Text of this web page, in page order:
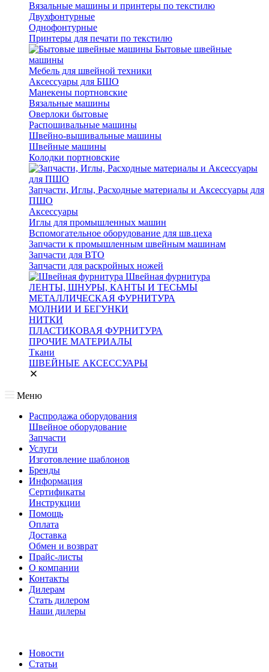
Вязальные машины и принтеры по текстилю
Двухфонтурные
Однофонтурные
Принтеры для печати по текстилю
Бытовые швейные
машины
Мебель для швейной техники
Аксессуары для БШО
Манекены портновские
Вязальные машины
Оверлоки бытовые
Распошивальные машины
Швейно-вышивальные машины
Швейные машины
Колодки портновские
Запчасти, Иглы, Расходные материалы и Аксессуары для
ПШО
Аксессуары
Иглы для промышленных машин
Вспомогательное оборудование для шв.цеха
Запчасти к промышленным швейным машинам
Запчасти для ВТО
Запчасти для раскройных ножей
Швейная фурнитура
ЛЕНТЫ, ШНУРЫ, КАНТЫ И ТЕСЬМЫ
МЕТАЛЛИЧЕСКАЯ ФУРНИТУРА
МОЛНИИ И БЕГУНКИ
НИТКИ
ПЛАСТИКОВАЯ ФУРНИТУРА
ПРОЧИЕ МАТЕРИАЛЫ
Ткани
ШВЕЙНЫЕ АКСЕССУАРЫ
Меню
Распродажа оборудования
Швейное оборудование
Запчасти
Услуги
Изготовление шаблонов
Бренды
Информация
Сертификаты
Инструкции
Помощь
Оплата
Доставка
Обмен и возврат
Прайс-листы
О компании
Контакты
Дилерам
Стать дилером
Наши дилеры
Новости
Статьи